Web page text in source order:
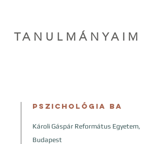
TANULMÁNYAIM
Pszichológia BA
Károli Gáspár Református Egyetem,
Budapest